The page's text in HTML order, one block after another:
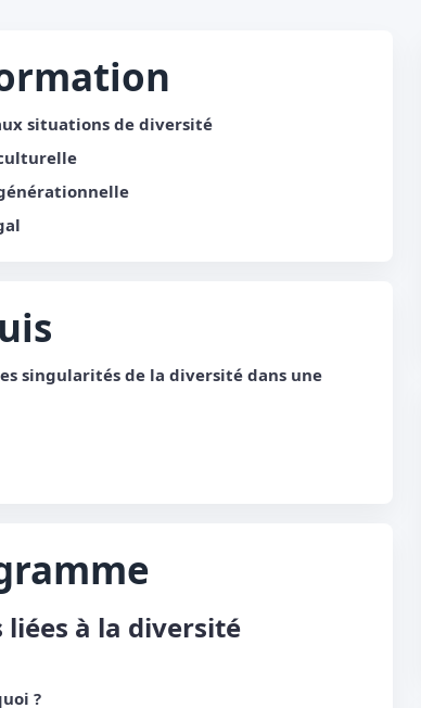
situations de diversité
singularités de la diversité dans une
à la diversité
?